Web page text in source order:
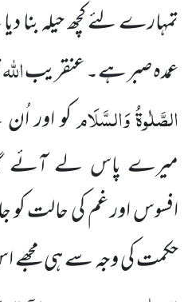
تمہارے لئے کچھ حیلہ بنا
عمدہ صبر ہے۔ عنقریباللّٰہ
الصَّلٰوۃُ وَالسَّلَامکو اور
میرے پاس لے آئے
افسوس اور غم کی حالت
حکمت کی وجہ سے ہی مجھے